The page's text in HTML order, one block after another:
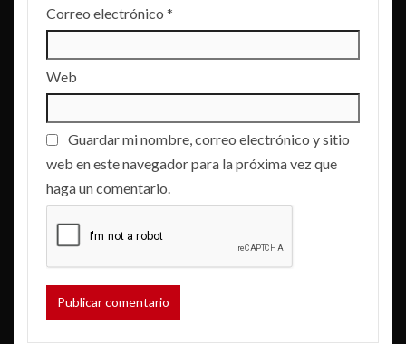
Correo electrónico *
Web
Guardar mi nombre, correo electrónico y sitio
web en este navegador para la próxima vez que
haga un comentario.